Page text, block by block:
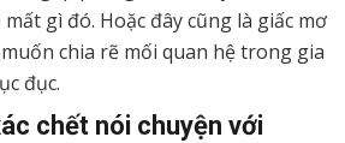
gì đó. Hoặc đây cũng là giấc mơ
chia rẽ mối quan hệ trong gia
đục.
chết nói chuyện với